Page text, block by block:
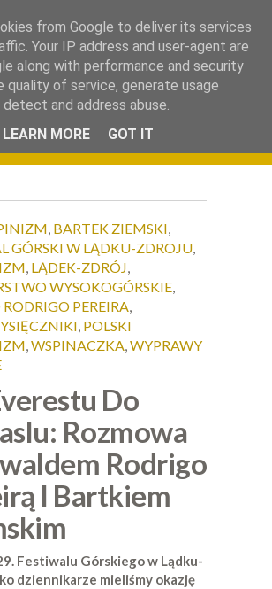
Obiektywu.
, BARTEK ZIEMSKI,
GÓRSKI W LĄDKU-ZDROJU,
, LĄDEK-ZDRÓJ,
WYSOKOGÓRSKIE,
PEREIRA,
, POLSKI
,WSPINACZKA,WYPRAWY
Do
Rozmowa
Rodrigo
I Bartkiem
Festiwalu Górskiego w Lądku-
dziennikarze mieliśmy okazję
from Google to deliver its services
Your IP address and user-agent are
along with performance and security
quality of service, generate usage
and address abuse.
LEARN MORE
GOT IT